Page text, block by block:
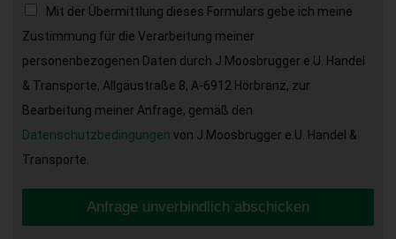
Mit der Übermittlung dieses Formulars gebe ich meine
Zustimmung für die Verarbeitung meiner
personenbezogenen Daten durch J.Moosbrugger e.U. Handel
& Transporte, Allgäustraße 8, A-6912 Hörbranz, zur
Bearbeitung meiner Anfrage, gemäß den
Datenschutzbedingungen von J.Moosbrugger e.U. Handel &
Transporte.
Anfrage unverbindlich abschicken